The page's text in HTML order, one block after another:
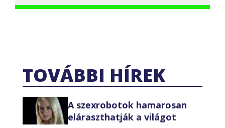
TOVÁBBI HÍREK
A szexrobotok hamarosan
eláraszthatják a világot